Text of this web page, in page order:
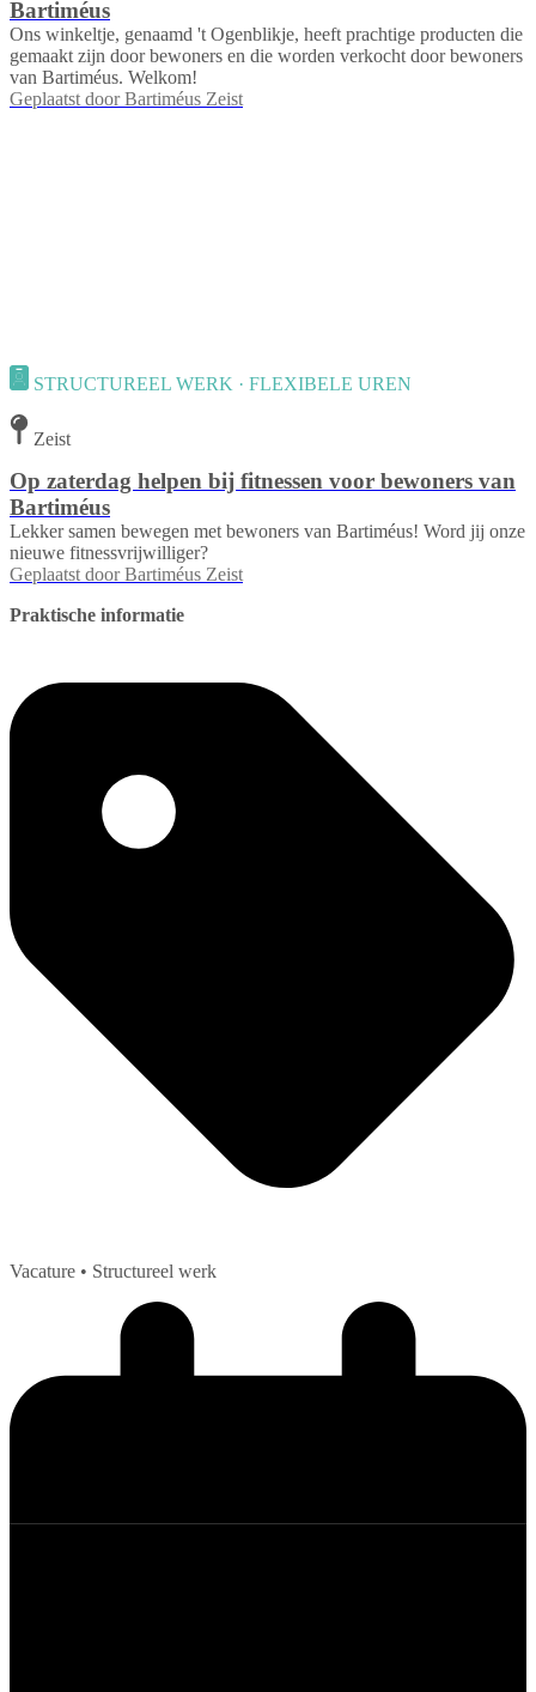
Bartiméus
Ons winkeltje, genaamd 't Ogenblikje, heeft prachtige producten die
gemaakt zijn door bewoners en die worden verkocht door bewoners
van Bartiméus. Welkom!
Geplaatst door Bartiméus Zeist
STRUCTUREEL WERK · FLEXIBELE UREN
Zeist
Op zaterdag helpen bij fitnessen voor bewoners van
Bartiméus
Lekker samen bewegen met bewoners van Bartiméus! Word jij onze
nieuwe fitnessvrijwilliger?
Geplaatst door Bartiméus Zeist
Praktische informatie
Vacature • Structureel werk